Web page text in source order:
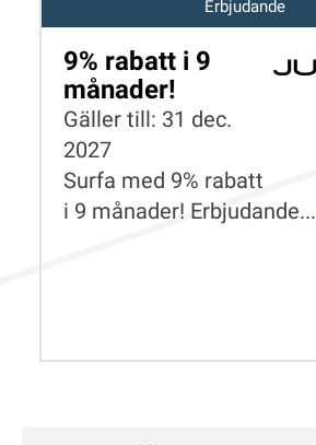
Erbjudande
9% rabatt i 9
månader!
Gäller till: 31 dec.
2027
Surfa med 9% rabatt
i 9 månader! Erbjudande...